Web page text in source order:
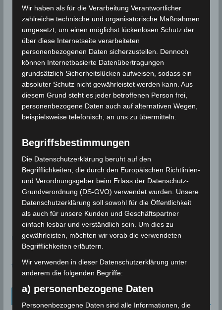
meteoblue
time.is - Sonnenzeiten
Neueinträge Glossar
Wir haben als für die Verarbeitung Verantwortlicher
zahlreiche technische und organisatorische Maßnahmen
umgesetzt, um einen möglichst lückenlosen Schutz der
über diese Internetseite verarbeiteten
personenbezogenen Daten sicherzustellen. Dennoch
können Internetbasierte Datenübertragungen
grundsätzlich Sicherheitslücken aufweisen, sodass ein
absoluter Schutz nicht gewährleistet werden kann. Aus
diesem Grund steht es jeder betroffenen Person frei,
personenbezogene Daten auch auf alternativen Wegen,
beispielsweise telefonisch, an uns zu übermitteln.
Begriffsbestimmungen
Die Datenschutzerklärung beruht auf den
Begrifflichkeiten, die durch den Europäischen Richtlinien-
und Verordnungsgeber beim Erlass der Datenschutz-
Grundverordnung (DS-GVO) verwendet wurden. Unsere
Datenschutzerklärung soll sowohl für die Öffentlichkeit
als auch für unsere Kunden und Geschäftspartner
einfach lesbar und verständlich sein. Um dies zu
gewährleisten, möchten wir vorab die verwendeten
Begrifflichkeiten erläutern.
Wir verwenden in dieser Datenschutzerklärung unter
anderem die folgenden Begriffe:
a) personenbezogene Daten
Personenbezogene Daten sind alle Informationen, die